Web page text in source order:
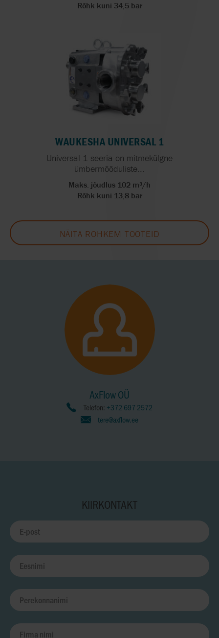
Rõhk kuni 34,5 bar
WAUKESHA UNIVERSAL 1
Universal 1 seeria on mitmekülgne
ümbermõõduliste...
Maks. jõudlus 102 m³/h
Rõhk kuni 13,8 bar
NÄITA ROHKEM TOOTEID
AxFlow OÜ
Telefon: +372 697 2572
tere@axflow.ee
KIIRKONTAKT